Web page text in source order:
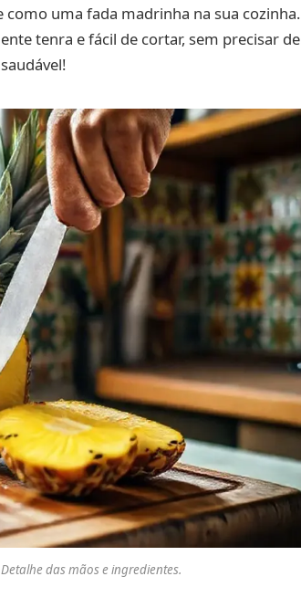
uma fada madrinha na sua cozinha.
tenra e fácil de cortar, sem precisar de
das mãos e ingredientes.